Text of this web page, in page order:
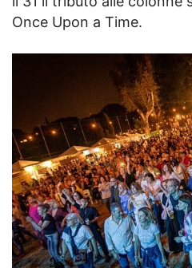
Once Upon a Time.